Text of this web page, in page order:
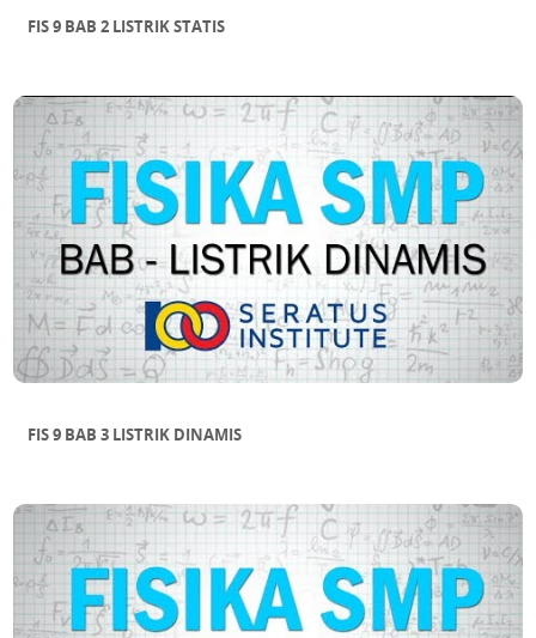
FIS 9 BAB 2 LISTRIK STATIS
FIS 9 BAB 3 LISTRIK DINAMIS